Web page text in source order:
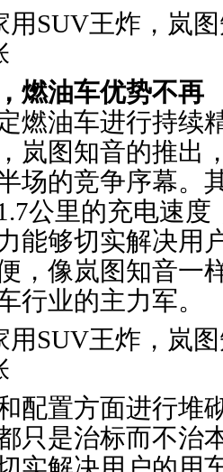
燃油车优势不再
燃油车进行持续
岚图知音的推出
场的竞争序幕。
公里的充电速
能够切实解决用
，像岚图知音一
行业的主力军。
配置方面进行堆
只是治标而不治